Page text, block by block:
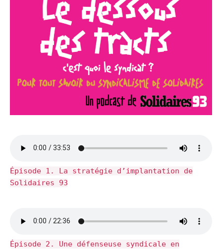
Épisode 1. La stratégie d’implantation de
Solidaires 93
Épisode 2. Une défenseuse syndicale en